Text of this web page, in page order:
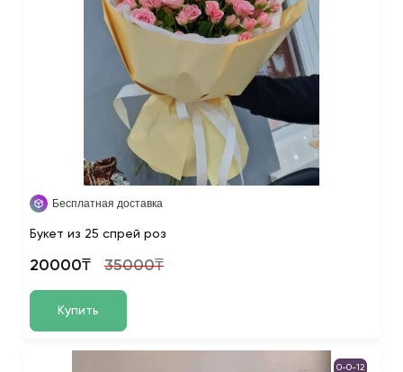
Бесплатная доставка
Букет из 25 спрей роз
20000₸ 35000₸
Купить
0-0-12